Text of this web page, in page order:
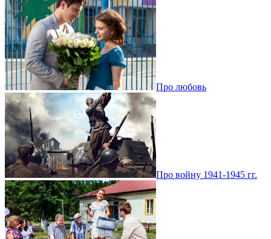
Про любовь
Про войну 1941-1945 гг.